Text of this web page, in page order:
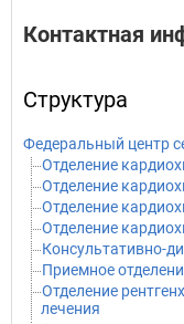
Контактная
Структура
Федеральный центр
Отделение
Отделение
Отделение
Отделение
Консультативно-
Приемное
Отделение
лечения